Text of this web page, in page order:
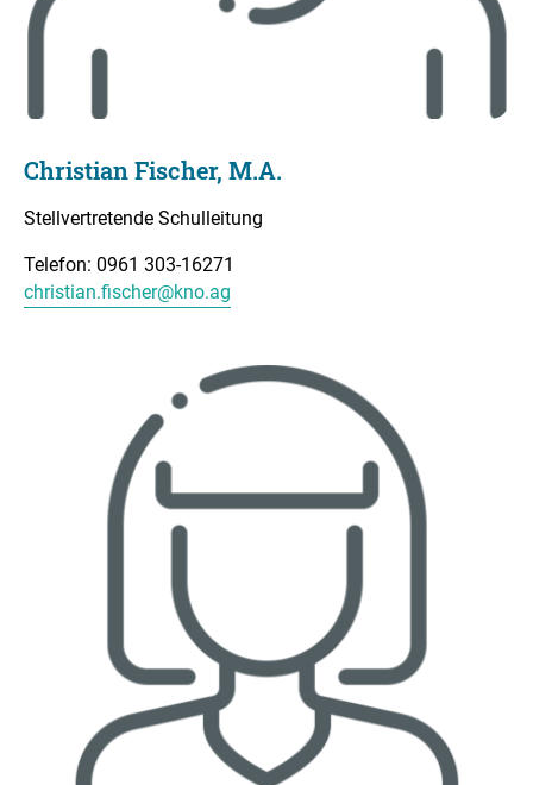
Christian Fischer, M.A.
Stellvertretende Schulleitung
Telefon: 0961 303-16271
christian.fischer@kno.ag